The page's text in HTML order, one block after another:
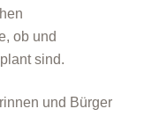
ob und
sind.
und Bürger